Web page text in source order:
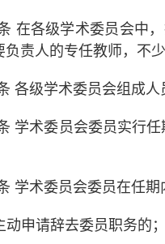
在各级学术委员会中
负责人的专任教师，不
各级学术委员会组成人
学术委员会委员实行任
学术委员会委员在任
动申请辞去委员职务的；